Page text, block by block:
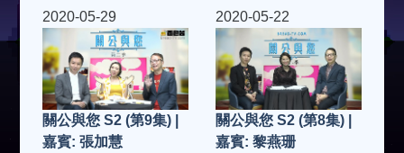
2020-05-29
關公與您 S2 (第9集) |
嘉賓: 張加慧
2020-05-22
關公與您 S2 (第8集) |
嘉賓: 黎燕珊